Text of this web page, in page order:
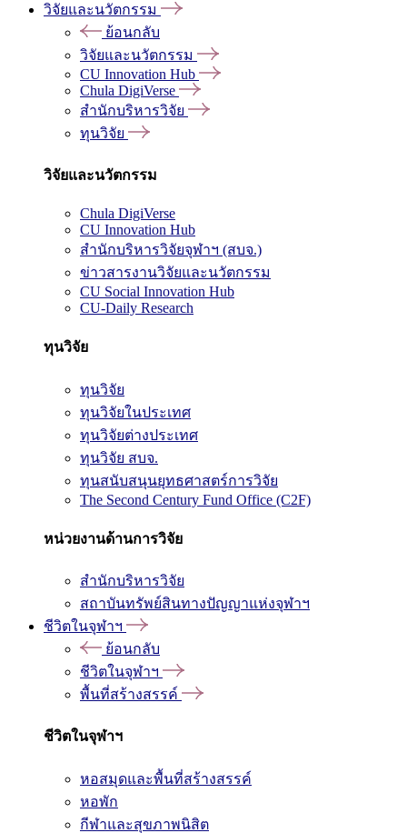
วิจัยและนวัตกรรม
ย้อนกลับ
วิจัยและนวัตกรรม
CU Innovation Hub
Chula DigiVerse
สำนักบริหารวิจัย
ทุนวิจัย
วิจัยและนวัตกรรม
Chula DigiVerse
CU Innovation Hub
สำนักบริหารวิจัยจุฬาฯ (สบจ.)
ข่าวสารงานวิจัยและนวัตกรรม
CU Social Innovation Hub
CU-Daily Research
ทุนวิจัย
ทุนวิจัย
ทุนวิจัยในประเทศ
ทุนวิจัยต่างประเทศ
ทุนวิจัย สบจ.
ทุนสนับสนุนยุทธศาสตร์การวิจัย
The Second Century Fund Office (C2F)
หน่วยงานด้านการวิจัย
สำนักบริหารวิจัย
สถาบันทรัพย์สินทางปัญญาแห่งจุฬาฯ
ชีวิตในจุฬาฯ
ย้อนกลับ
ชีวิตในจุฬาฯ
พื้นที่สร้างสรรค์
ชีวิตในจุฬาฯ
หอสมุดและพื้นที่สร้างสรรค์
หอพัก
กีฬาและสุขภาพนิสิต